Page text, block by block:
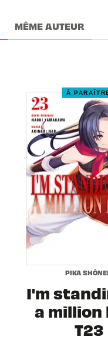
MÊME AUTEUR
À
PIKA
I'm
a million
T23